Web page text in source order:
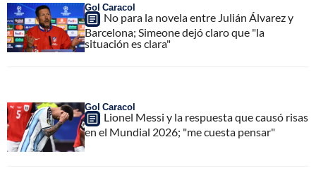
Gol Caracol
No para la novela entre Julián Álvarez y
Barcelona; Simeone dejó claro que "la
situación es clara"
Gol Caracol
Lionel Messi y la respuesta que causó risas
en el Mundial 2026; "me cuesta pensar"